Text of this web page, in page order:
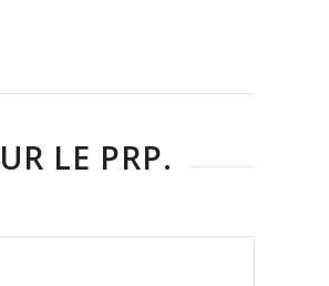
LE PRP.